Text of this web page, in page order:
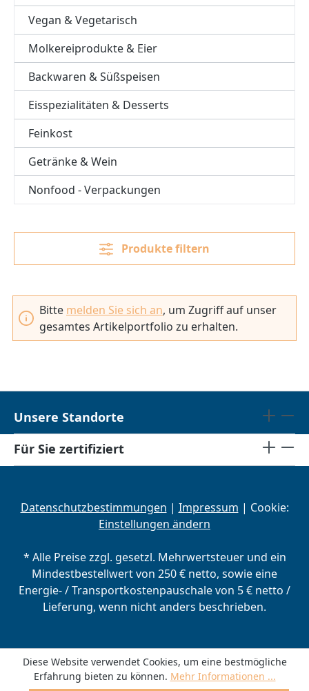
Vegan & Vegetarisch
Molkereiprodukte & Eier
Backwaren & Süßspeisen
Eisspezialitäten & Desserts
Feinkost
Getränke & Wein
Nonfood - Verpackungen
Produkte filtern
Bitte melden Sie sich an, um Zugriff auf unser
gesamtes Artikelportfolio zu erhalten.
Unsere Standorte
Für Sie zertifiziert
Datenschutzbestimmungen | Impressum | Cookie:
Einstellungen ändern
* Alle Preise zzgl. gesetzl. Mehrwertsteuer und ein
Mindestbestellwert von 250 € netto, sowie eine
Energie- / Transportkostenpauschale von 5 € netto /
Lieferung, wenn nicht anders beschrieben.
Diese Website verwendet Cookies, um eine bestmögliche
Erfahrung bieten zu können. Mehr Informationen ...